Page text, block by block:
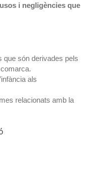
i negligències que
que són derivades pels
als
relacionats amb la